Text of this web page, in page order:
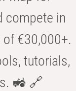
compete in
€30,000+.
tutorials,
🚜 🔗